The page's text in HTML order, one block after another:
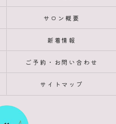
サロン概要
新着情報
ご予約・お問い合わせ
サイトマップ